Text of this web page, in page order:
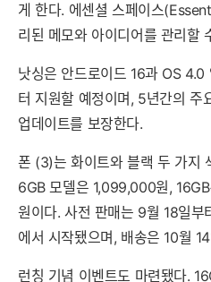
게 한다. 에센셜 스페이스
리된 메모와 아이디어를 관리할
낫싱은 안드로이드 16과 OS
터 지원할 예정이며, 5년간의 주
업데이트를 보장한다.
폰 (3)는 화이트와 블랙 두 가지
6GB 모델은 1,099,000원,
원이다. 사전 판매는 9월 18일부
에서 시작됐으며, 배송은 10월
런칭 기념 이벤트도 마련됐다.